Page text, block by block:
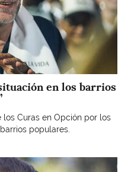
en los barrios
los Curas en Opción por los
populares.